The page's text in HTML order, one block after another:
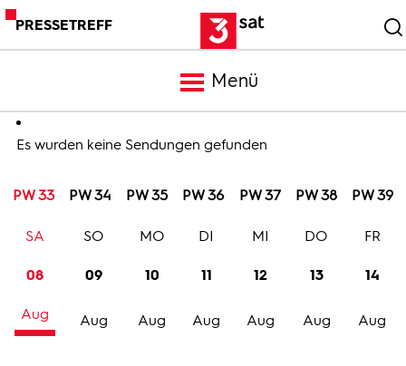
PRESSETREFF
Menü
Meldungen
Programm
Trailer
Es wurden keine Sendungen gefunden
PW 33 PW 34 PW 35 PW 36 PW 37 PW 38 PW 39
08
Aug
SA
09
Aug
SO
10
Aug
MO
11
Aug
DI
12
Aug
MI
13
Aug
DO
14
Aug
FR